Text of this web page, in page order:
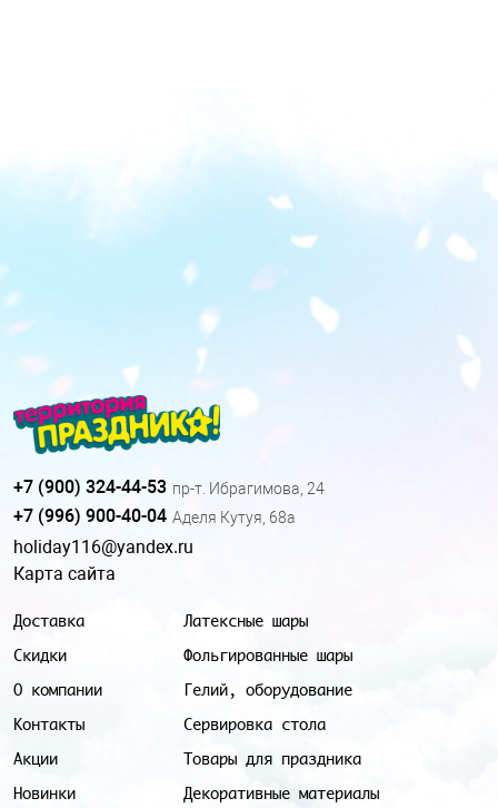
Доставка
Скидки
О компании
Контакты
Акции
Новинки
Латексные шары
Фольгированные шары
Гелий, оборудование
Сервировка стола
Товары для праздника
Декоративные материалы
+7 (900) 324-44-53 пр-т. Ибрагимова, 24
+7 (996) 900-40-04 Аделя Кутуя, 68а
holiday116@yandex.ru
Карта сайта